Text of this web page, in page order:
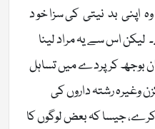
اپنی بد نیتی کی سزا خو د
اس سے یہ مراد لینا
بوجھ کرپردے میں تساہل
وغیرہ رشتہ داروں کی
جیسا کہ بعض لوگوں کا